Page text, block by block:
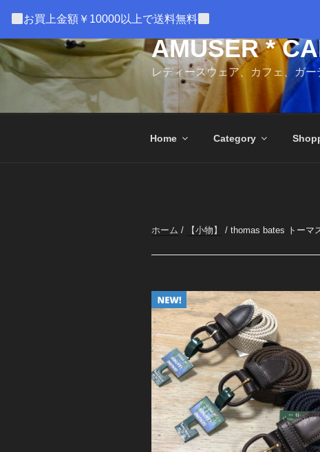
お買上金額￥10000以上で送料無料
テ
ン
ツ
AMUSER *
レディースウェア、カフェ、ガ
Home Category
ホーム / 【小物】 / thomas bates トー